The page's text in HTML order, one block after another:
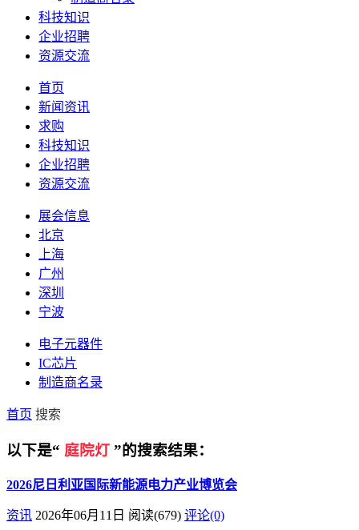
科技知识
企业招聘
资源交流
首页
新闻资讯
求购
科技知识
企业招聘
资源交流
展会信息
北京
上海
广州
深圳
宁波
电子元器件
IC芯片
制造商名录
首页 搜索
以下是“ 庭院灯 ”的搜索结果：
2026尼日利亚国际新能源电力产业博览会
资讯 2026年06月11日 阅读(679) 评论(0)